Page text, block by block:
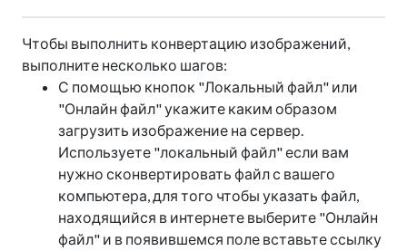
Чтобы выполнить конвертацию изображений,
выполните несколько шагов:
С помощью кнопок "Локальный файл" или
"Онлайн файл" укажите каким образом
загрузить изображение на сервер.
Используете "локальный файл" если вам
нужно сконвертировать файл с вашего
компьютера, для того чтобы указать файл,
находящийся в интернете выберите "Онлайн
файл" и в появившемся поле вставьте ссылку